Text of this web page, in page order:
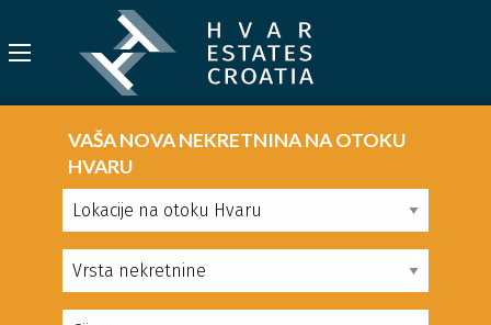
VAŠA NOVA NEKRETNINA NA OTOKU
HVARU